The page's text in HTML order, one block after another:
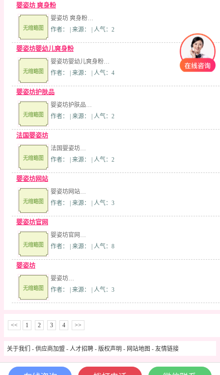
婴姿坊 爽身粉
婴姿坊 爽身粉…
作者： | 来源： | 人气：2
婴姿坊婴幼儿爽身粉
婴姿坊婴幼儿爽身粉…
作者： | 来源： | 人气：4
婴姿坊护肤品
婴姿坊护肤品…
作者： | 来源： | 人气：2
法国婴姿坊
法国婴姿坊…
作者： | 来源： | 人气：2
婴姿坊网站
婴姿坊网站…
作者： | 来源： | 人气：3
婴姿坊官网
婴姿坊官网…
作者： | 来源： | 人气：8
婴姿坊
婴姿坊…
作者： | 来源： | 人气：3
<< 1 2 3 4 >>
关于我们 - 供应商加盟 - 人才招聘 - 版权声明 - 网站地图 - 友情链接
Copyright © 2009-2024 yr.pinnace.cn All Rights Reserved. 17育儿网版权所有